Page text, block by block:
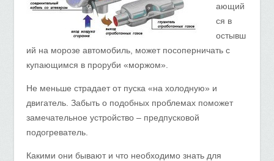
ающий
ся в
остывш
ий на морозе автомобиль, может посоперничать с
купающимся в проруби «моржом».
Не меньше страдает от пуска «на холодную» и
двигатель. Забыть о подобных проблемах поможет
замечательное устройство – предпусковой
подогреватель.
Какими они бывают и что необходимо знать для